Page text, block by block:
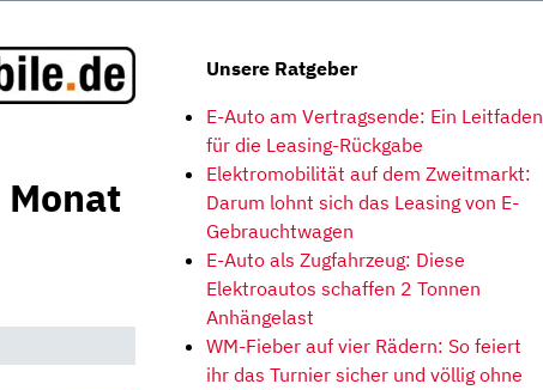
Unsere Ratgeber
E-Auto am Vertragsende: Ein Leitfaden
für die Leasing-Rückgabe
Elektromobilität auf dem Zweitmarkt:
Darum lohnt sich das Leasing von E-
Gebrauchtwagen
E-Auto als Zugfahrzeug: Diese
Elektroautos schaffen 2 Tonnen
Anhängelast
WM-Fieber auf vier Rädern: So feiert
ihr das Turnier sicher und völlig ohne